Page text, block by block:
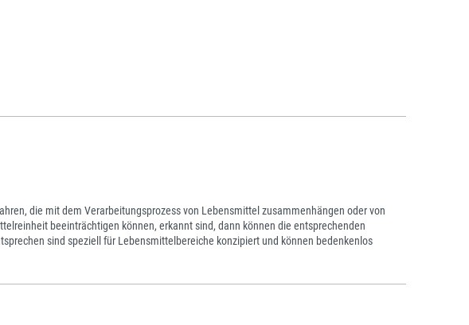
die mit dem Verarbeitungsprozess von Lebensmittel zusammenhängen oder von
beeinträchtigen können, erkannt sind, dann können die entsprechenden
sind speziell für Lebensmittelbereiche konzipiert und können bedenkenlos